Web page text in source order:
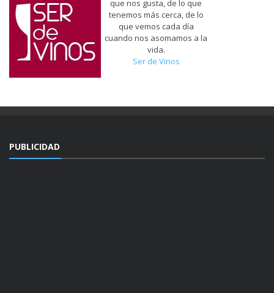
que nos gusta, de lo que
tenemos más cerca, de lo
que vemos cada día
cuando nos asomamos a la
vida.
Ser de Vinos
PUBLICIDAD